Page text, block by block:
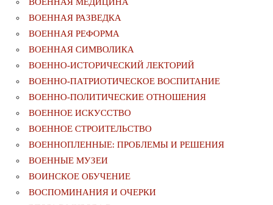
ВОЕННАЯ РАЗВЕДКА
ВОЕННАЯ РЕФОРМА
ВОЕННАЯ СИМВОЛИКА
ВОЕННО-ИСТОРИЧЕСКИЙ ЛЕКТОРИЙ
ВОЕННО-ПАТРИОТИЧЕСКОЕ ВОСПИТАНИЕ
ВОЕННО-ПОЛИТИЧЕСКИE ОТНОШЕНИЯ
ВОЕННОЕ ИСКУССТВО
ВОЕННОЕ СТРОИТЕЛЬСТВО
ВОЕННОПЛЕННЫЕ: ПРОБЛЕМЫ И РЕШЕНИЯ
ВОЕННЫЕ МУЗЕИ
ВОИНСКОЕ ОБУЧЕНИЕ
ВОСПОМИНАНИЯ И ОЧЕРКИ